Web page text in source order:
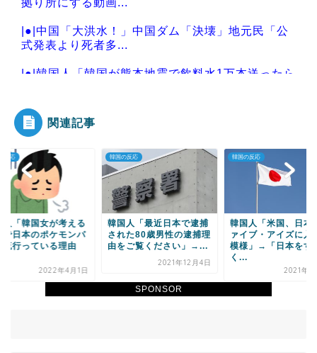
SPONSOR
|●|中国「大洪水！」中国ダム「決壊」地元民「公
式発表より死者多...
|●|韓国人「韓国が熊本地震で飲料水1万本送ったら
Powered by livedoor 相互RSS
関連記事
反応
人「韓国女が考える
で日本のポケモンパ
流行っている理由
2022年4月1日
韓国の反応
韓国人「最近日本で逮捕
された80歳男性の逮捕理
由をご覧ください」→...
2021年12月4日
韓国の反応
韓国人「米国、日本
ァイブ・アイズに入
模様」→「日本をす
く...
2021年2